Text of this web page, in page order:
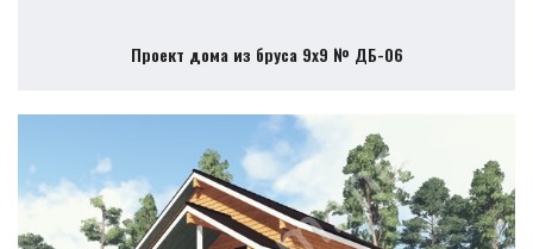
Проект дома из бруса 9х9 № ДБ-06